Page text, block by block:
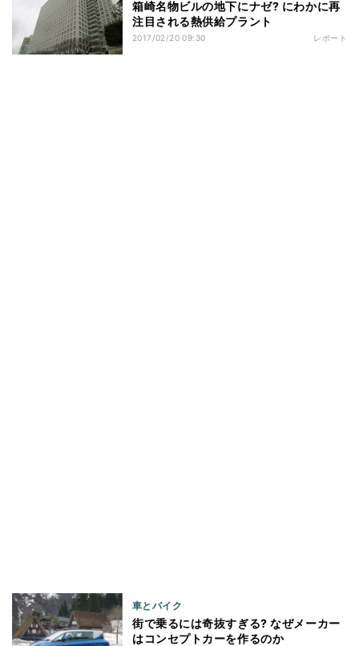
箱崎名物ビルの地下にナゼ? にわかに再
注目される熱供給プラント
2017/02/20 09:30 レポート
車とバイク
街で乗るには奇抜すぎる? なぜメーカー
はコンセプトカーを作るのか